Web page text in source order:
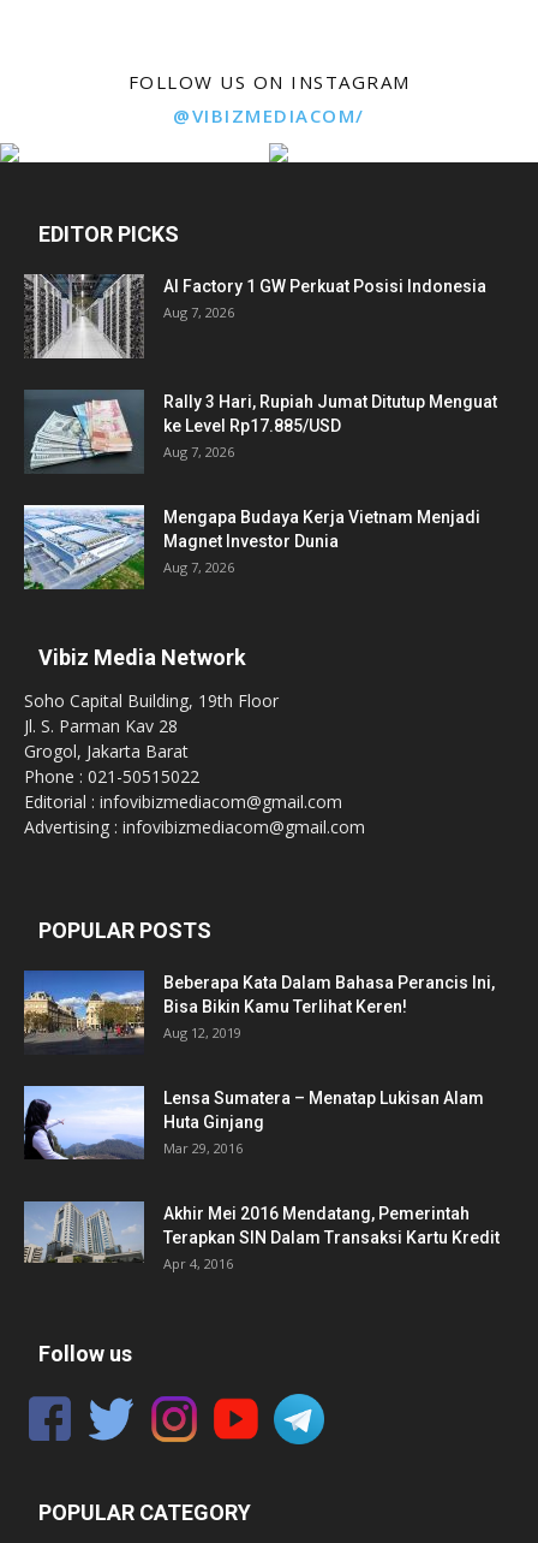
FOLLOW US ON INSTAGRAM
@VIBIZMEDIACOM/
EDITOR PICKS
AI Factory 1 GW Perkuat Posisi Indonesia
Aug 7, 2026
Rally 3 Hari, Rupiah Jumat Ditutup Menguat
ke Level Rp17.885/USD
Aug 7, 2026
Mengapa Budaya Kerja Vietnam Menjadi
Magnet Investor Dunia
Aug 7, 2026
Vibiz Media Network
Soho Capital Building, 19th Floor
Jl. S. Parman Kav 28
Grogol, Jakarta Barat
Phone : 021-50515022
Editorial : infovibizmediacom@gmail.com
Advertising : infovibizmediacom@gmail.com
POPULAR POSTS
Beberapa Kata Dalam Bahasa Perancis Ini,
Bisa Bikin Kamu Terlihat Keren!
Aug 12, 2019
Lensa Sumatera – Menatap Lukisan Alam
Huta Ginjang
Mar 29, 2016
Akhir Mei 2016 Mendatang, Pemerintah
Terapkan SIN Dalam Transaksi Kartu Kredit
Apr 4, 2016
Follow us
POPULAR CATEGORY